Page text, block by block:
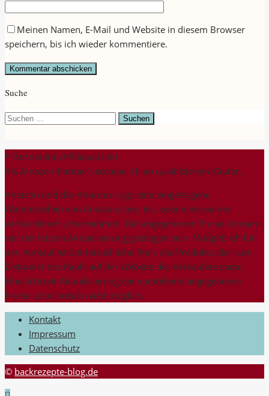
Meinen Namen, E-Mail und Website in diesem Browser
speichern, bis ich wieder kommentiere.
Suche
Suchen
* Partnerlink (Affiliate-Link)
Als Amazon-Partner verdiene ich an qualifizierten Käufen.
Amazon und das Amazon-Logo sind eingetragene
Warenzeichen von Amazon.com, Inc. oder eines seiner
verbundenen Unternehmen. Die angegebenen Preise können
seit der letzten Aktualisierung gestiegen sein. Maßgeblich für
den Verkauf ist der tatsächliche Preis des Produkts, der zum
Zeitpunkt des Kaufs auf der Website des Verkäufers stand.
Eine Echtzeit-Aktualisierung der vorstehend angegebenen
Preise ist technisch nicht möglich.
Kontakt
Impressum
Datenschutz
© backrezepte-blog.de